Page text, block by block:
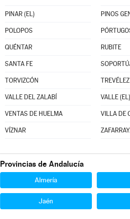
PINAR (EL) PINOS
POLOPOS
QUÉNTAR RUBITE
SANTA FE
TORVIZCÓN TREVÉLEZ
VALLE DEL ZALABÍ VALLE (EL)
VENTAS DE HUELMA VILLA DE
VÍZNAR
Provincias de Andalucía
Almería
Jaén